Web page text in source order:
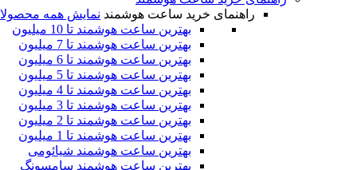
راهنمای خرید ساعت هوشمند نمایش همه
بهترین ساعت هوشمند تا 10 میلیون
بهترین ساعت هوشمند تا 7 میلیون
بهترین ساعت هوشمند تا 6 میلیون
بهترین ساعت هوشمند تا 5 میلیون
بهترین ساعت هوشمند تا 4 میلیون
بهترین ساعت هوشمند تا 3 میلیون
بهترین ساعت هوشمند تا 2 میلیون
بهترین ساعت هوشمند تا 1 میلیون
بهترین ساعت هوشمند شیائومی
بهترین ساعت هوشمند سامسونگ